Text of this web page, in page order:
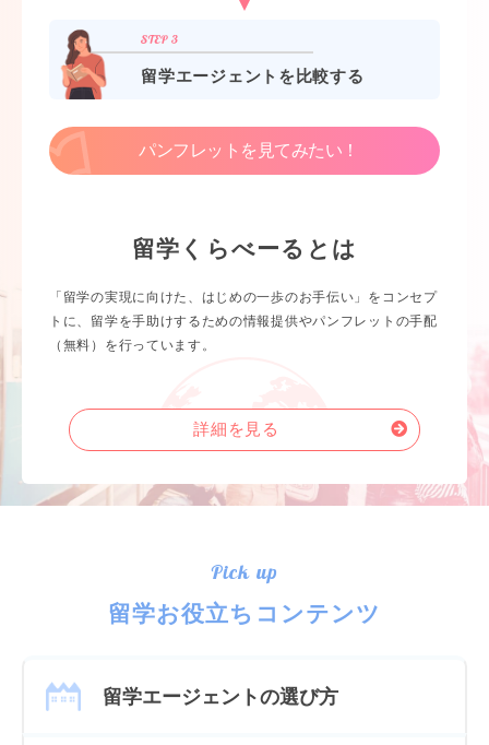
留学エージェントを比較する
パンフレットを見てみたい！
留学くらべーるとは
「留学の実現に向けた、はじめの一歩のお手伝い」をコンセプ
トに、留学を手助けするための情報提供やパンフレットの手配
（無料）を行っています。
詳細を見る
Pick up
留学お役立ちコンテンツ
留学エージェントの選び方